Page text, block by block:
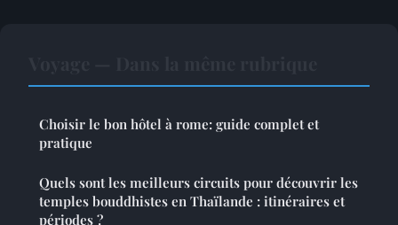
Choisir le bon hôtel à rome: guide complet et
pratique
Quels sont les meilleurs circuits pour découvrir les
temples bouddhistes en Thaïlande : itinéraires et
périodes ?